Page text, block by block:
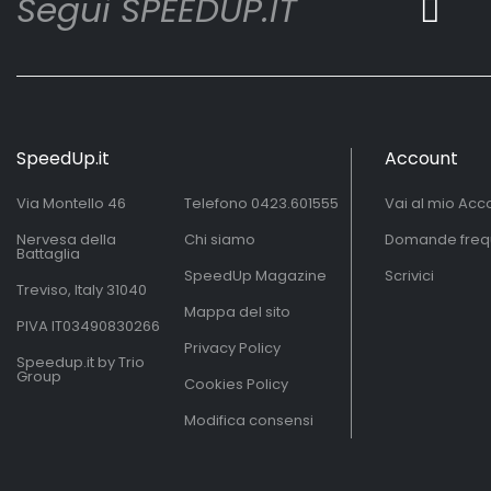
Segui SPEEDUP.IT
SpeedUp.it
Via Montello 46
Nervesa della
Battaglia
Treviso, Italy 31040
PIVA IT03490830266
Speedup.it by Trio
Group
Telefono 0423.601555
Chi siamo
SpeedUp Magazine
Mappa del sito
Privacy Policy
Cookies Policy
Modifica consensi
Account
Vai al mio
Domande
Scrivici